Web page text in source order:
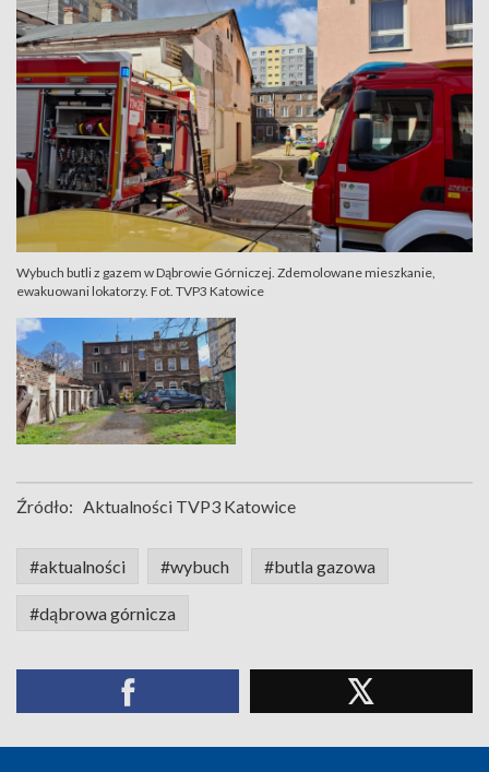
Wybuch butli z gazem w Dąbrowie Górniczej. Zdemolowane mieszkanie,
ewakuowani lokatorzy. Fot. TVP3 Katowice
Źródło: Aktualności TVP3 Katowice
#aktualności #wybuch #butla gazowa
#dąbrowa górnicza